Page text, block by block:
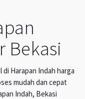
Bekasi
Harapan Indah harga
mudah dan cepat
Indah, Bekasi